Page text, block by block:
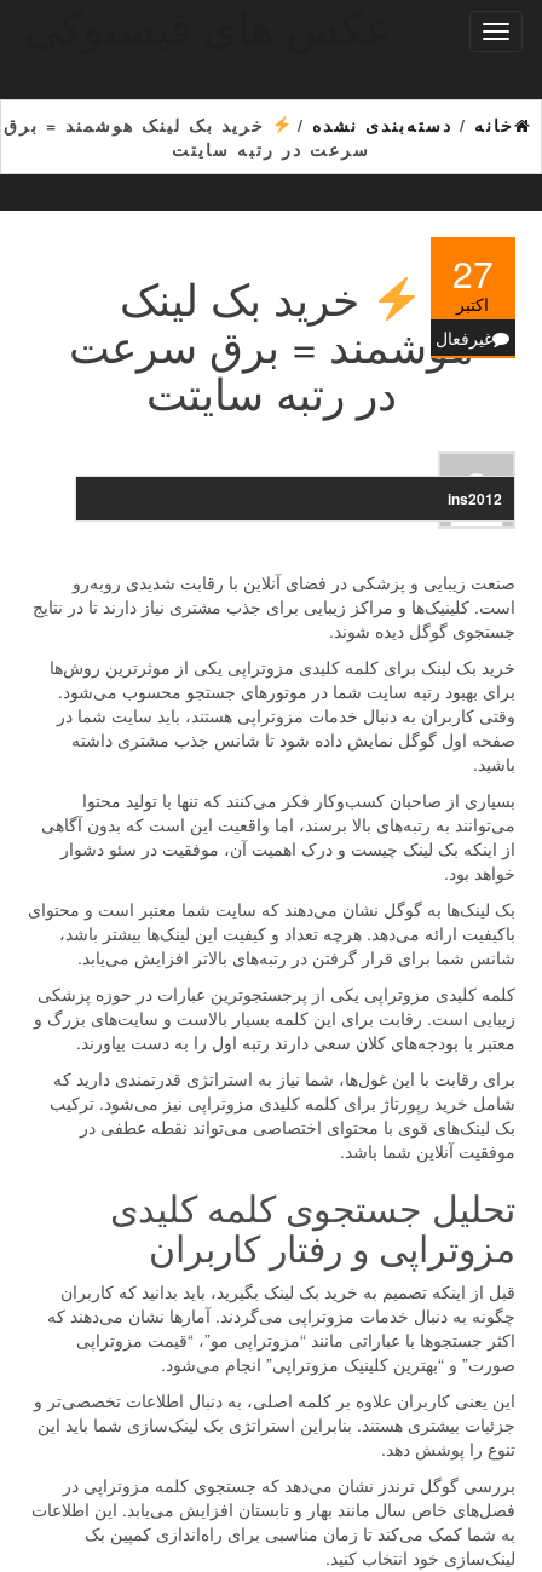
تغییر
خانه/ دسته‌بندی نشده/
خرید بک لینک هوشمند = برق
سرعت در رتبه سایتت
27
اکتبر
غیرفعال
خرید بک لینک
هوشمند = برق سرعت
در رتبه سایتت
ins2012
صنعت زیبایی و پزشکی در فضای آنلاین با رقابت شدیدی روبه‌رو
است. کلینیک‌ها و مراکز زیبایی برای جذب مشتری نیاز دارند تا در نتایج
جستجوی گوگل دیده شوند.
خرید بک لینک برای کلمه کلیدی مزوتراپی یکی از موثرترین روش‌ها
برای بهبود رتبه سایت شما در موتورهای جستجو محسوب می‌شود.
وقتی کاربران به دنبال خدمات مزوتراپی هستند، باید سایت شما در
صفحه اول گوگل نمایش داده شود تا شانس جذب مشتری داشته
باشید.
بسیاری از صاحبان کسب‌وکار فکر می‌کنند که تنها با تولید محتوا
می‌توانند به رتبه‌های بالا برسند، اما واقعیت این است که بدون آگاهی
از اینکه بک لینک چیست و درک اهمیت آن، موفقیت در سئو دشوار
خواهد بود.
بک لینک‌ها به گوگل نشان می‌دهند که سایت شما معتبر است و محتوای
باکیفیت ارائه می‌دهد. هرچه تعداد و کیفیت این لینک‌ها بیشتر باشد،
شانس شما برای قرار گرفتن در رتبه‌های بالاتر افزایش می‌یابد.
کلمه کلیدی مزوتراپی یکی از پرجستجوترین عبارات در حوزه پزشکی
زیبایی است. رقابت برای این کلمه بسیار بالاست و سایت‌های بزرگ و
معتبر با بودجه‌های کلان سعی دارند رتبه اول را به دست بیاورند.
برای رقابت با این غول‌ها، شما نیاز به استراتژی قدرتمندی دارید که
شامل خرید رپورتاژ برای کلمه کلیدی مزوتراپی نیز می‌شود. ترکیب
بک لینک‌های قوی با محتوای اختصاصی می‌تواند نقطه عطفی در
موفقیت آنلاین شما باشد.
تحلیل جستجوی کلمه کلیدی
مزوتراپی و رفتار کاربران
قبل از اینکه تصمیم به خرید بک لینک بگیرید، باید بدانید که کاربران
چگونه به دنبال خدمات مزوتراپی می‌گردند. آمارها نشان می‌دهند که
اکثر جستجوها با عباراتی مانند “مزوتراپی مو”، “قیمت مزوتراپی
صورت” و “بهترین کلینیک مزوتراپی” انجام می‌شود.
این یعنی کاربران علاوه بر کلمه اصلی، به دنبال اطلاعات تخصصی‌تر و
جزئیات بیشتری هستند. بنابراین استراتژی بک لینک‌سازی شما باید این
تنوع را پوشش دهد.
بررسی گوگل ترندز نشان می‌دهد که جستجوی کلمه مزوتراپی در
فصل‌های خاص سال مانند بهار و تابستان افزایش می‌یابد. این اطلاعات
به شما کمک می‌کند تا زمان مناسبی برای راه‌اندازی کمپین بک
لینک‌سازی خود انتخاب کنید.